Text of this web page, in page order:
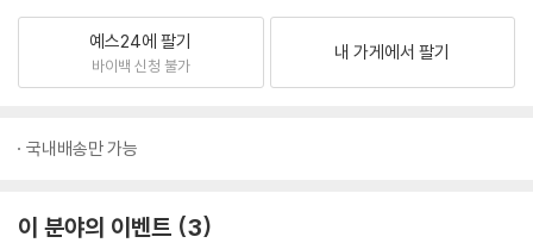
예스24에 팔기
바이백 신청 불가
내 가게에서 팔기
국내배송만 가능
이 분야의 이벤트 3